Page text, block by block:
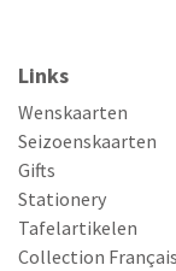
Links
Wenskaarten
Seizoenskaarten
Gifts
Stationery
Tafelartikelen
Collection Français